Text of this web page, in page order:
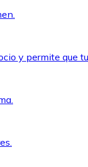
y permite que